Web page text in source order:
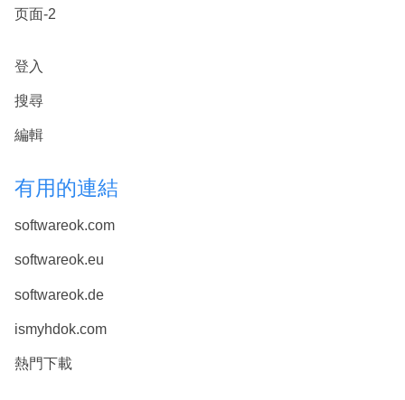
页面-2
登入
搜尋
編輯
有用的連結
softwareok.com
softwareok.eu
softwareok.de
ismyhdok.com
熱門下載